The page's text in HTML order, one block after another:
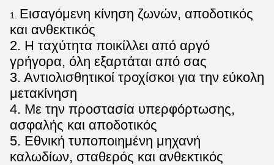
1. Εισαγόμενη κίνηση ζωνών, αποδοτικός
και ανθεκτικός
2. Η ταχύτητα ποικίλλει από αργό
γρήγορα, όλη εξαρτάται από σας
3. Αντιολισθητικοί τροχίσκοι για την εύκολη
μετακίνηση
4. Με την προστασία υπερφόρτωσης,
ασφαλής και αποδοτικός
5. Εθνική τυποποιημένη μηχανή
καλωδίων, σταθερός και ανθεκτικός